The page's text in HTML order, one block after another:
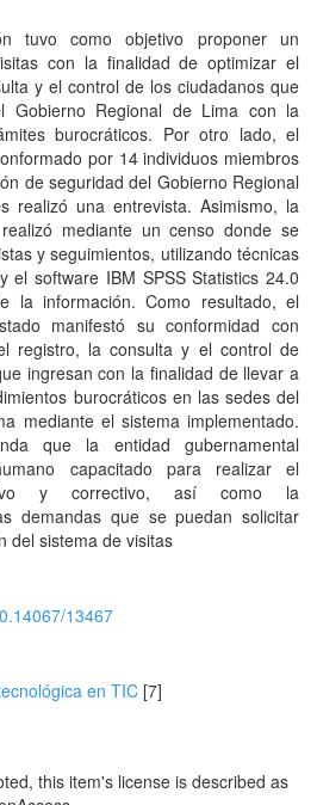
tuvo como objetivo proponer un
con la finalidad de optimizar el
y el control de los ciudadanos que
Gobierno Regional de Lima con la
burocráticos. Por otro lado, el
por 14 individuos miembros
de seguridad del Gobierno Regional
realizó una entrevista. Asimismo, la
mediante un censo donde se
y seguimientos, utilizando técnicas
el software IBM SPSS Statistics 24.0
la información. Como resultado, el
manifestó su conformidad con
registro, la consulta y el control de
ingresan con la finalidad de llevar a
burocráticos en las sedes del
mediante el sistema implementado.
que la entidad gubernamental
capacitado para realizar el
y correctivo, así como la
demandas que se puedan solicitar
del sistema de visitas
13467
en TIC [7]
this item's license is described as